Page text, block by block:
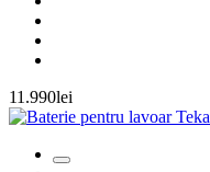
11.990lei